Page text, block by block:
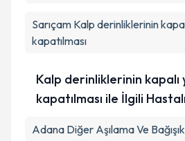
Sarıçam Kalp derinliklerinin
kapatılması
Kalp derinliklerinin kapalı
kapatılması ile İlgili
Adana Diğer Aşılama Ve